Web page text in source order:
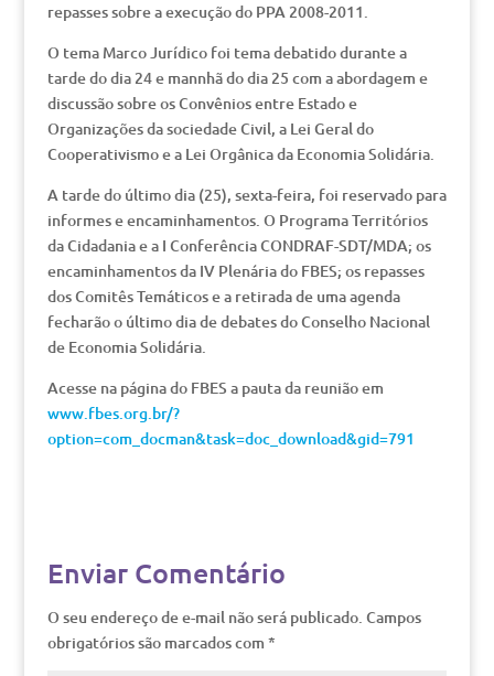
repasses sobre a execução do PPA 2008-2011.
O tema Marco Jurídico foi tema debatido durante a
tarde do dia 24 e mannhã do dia 25 com a abordagem e
discussão sobre os Convênios entre Estado e
Organizações da sociedade Civil, a Lei Geral do
Cooperativismo e a Lei Orgânica da Economia Solidária.
A tarde do último dia (25), sexta-feira, foi reservado para
informes e encaminhamentos. O Programa Territórios
da Cidadania e a I Conferência CONDRAF-SDT/MDA; os
encaminhamentos da IV Plenária do FBES; os repasses
dos Comitês Temáticos e a retirada de uma agenda
fecharão o último dia de debates do Conselho Nacional
de Economia Solidária.
Acesse na página do FBES a pauta da reunião em
www.fbes.org.br/?
option=com_docman&task=doc_download&gid=791
Enviar Comentário
O seu endereço de e-mail não será publicado. Campos
obrigatórios são marcados com *